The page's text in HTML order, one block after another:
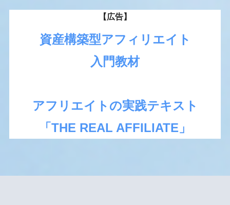
【広告】
資産構築型アフィリエイト
入門教材
アフリエイトの実践テキスト
「THE REAL AFFILIATE」